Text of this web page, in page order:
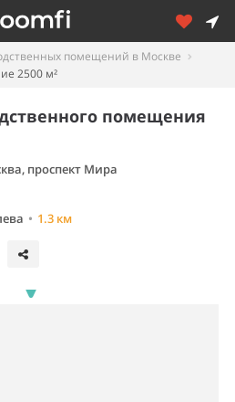
помещений в Москве
2500 м²
помещения
проспект Мира
• 1.3 км